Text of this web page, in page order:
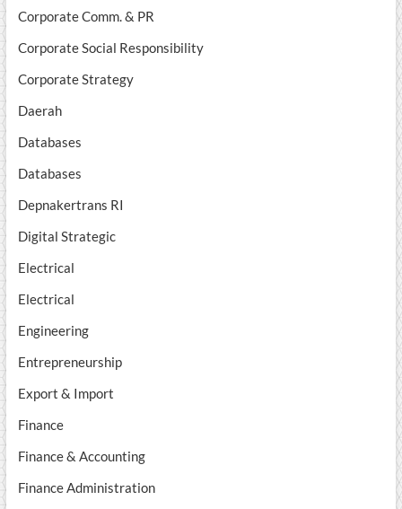
Corporate Comm. & PR
Corporate Social Responsibility
Corporate Strategy
Daerah
Databases
Databases
Depnakertrans RI
Digital Strategic
Electrical
Electrical
Engineering
Entrepreneurship
Export & Import
Finance
Finance & Accounting
Finance Administration